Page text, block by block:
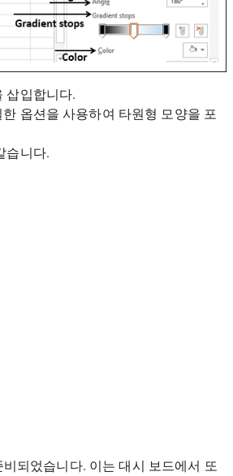
삽입합니다.
옵션을 사용하여 타원형 모양을 포
습니다.
되었습니다. 이는 대시 보드에서 또